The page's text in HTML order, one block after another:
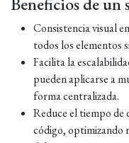
Consistencia visual
todos los elementos
Facilita la
pueden aplicarse a
forma centralizada.
Reduce el tiempo de
código, optimizando